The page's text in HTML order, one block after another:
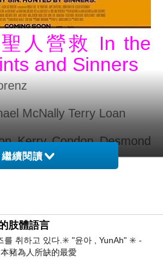
人營救 In the
and Sinners
McNally Terry Loan
Kerry Condon Desmond
生活，除了偶而幫助一些
爾蘭共和軍小隊來到小鎮
繼續閱讀
肢體語言
를 취하고 있다.✳️ "윤아 , YunAh" ✳️ -
豬為人所缺的最愛